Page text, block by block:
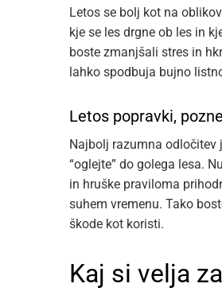
Letos se bolj kot na
kje se les drgne ob les in
boste zmanjšali stres in
lahko spodbuja bujno
Letos popravki,
Najbolj razumna odločitev
“oglejte” do golega lesa.
in hruške praviloma
suhem vremenu. Tako
škode kot koristi.
Kaj si velja